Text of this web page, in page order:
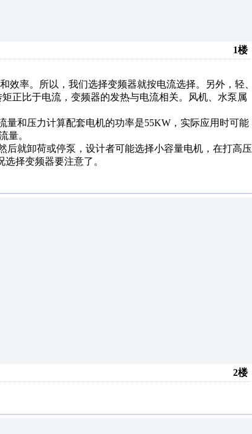
1楼
率。所以，我们选择变频器就按电流选择。另外，轻、
正比于电流，变频器的发热与电流相关。风机、水泵属
和压力计算配套电机的功率是55KW，实际应用时可能
量。
就卸荷或停泵，设计者可能选择小容量电机，在打高压
择变频器要注意了。
2楼